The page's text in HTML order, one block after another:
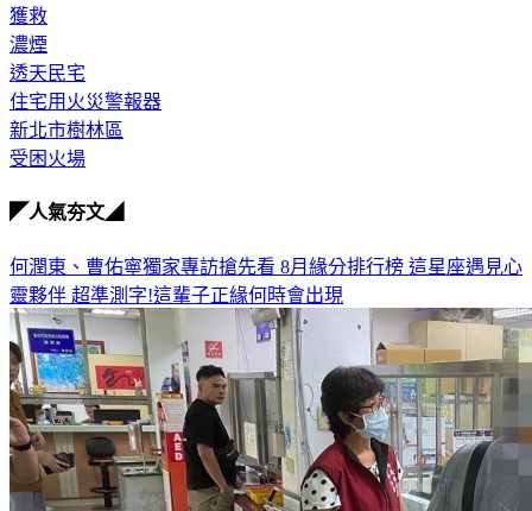
獲救
濃煙
透天民宅
住宅用火災警報器
新北市樹林區
受困火場
◤人氣夯文◢
何潤東、曹佑寧獨家專訪搶先看 8月緣分排行榜 這星座遇見心
靈夥伴 超準測字!這輩子正緣何時會出現